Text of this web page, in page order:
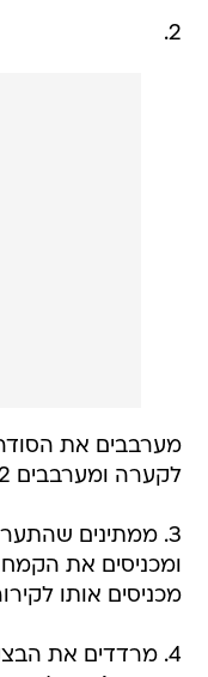
2.
מערבבים את
לקערה ומערבבים 2 דקות ומכבים את האש.
3. ממתינים
ומכניסים את הקמח
מכניסים אותו
4. מרדדים את